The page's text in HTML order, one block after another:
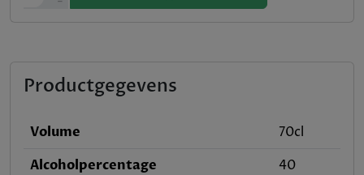
Productgegevens
Volume
70cl
Alcoholpercentage
40